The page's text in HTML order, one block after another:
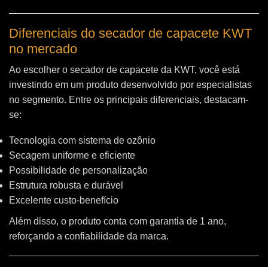
Diferenciais do secador de capacete KWT
no mercado
Ao escolher o secador de capacete da KWT, você está
investindo em um produto desenvolvido por especialistas
no segmento. Entre os principais diferenciais, destacam-
se:
Tecnologia com sistema de ozônio
Secagem uniforme e eficiente
Possibilidade de personalização
Estrutura robusta e durável
Excelente custo-benefício
Além disso, o produto conta com garantia de 1 ano,
reforçando a confiabilidade da marca.